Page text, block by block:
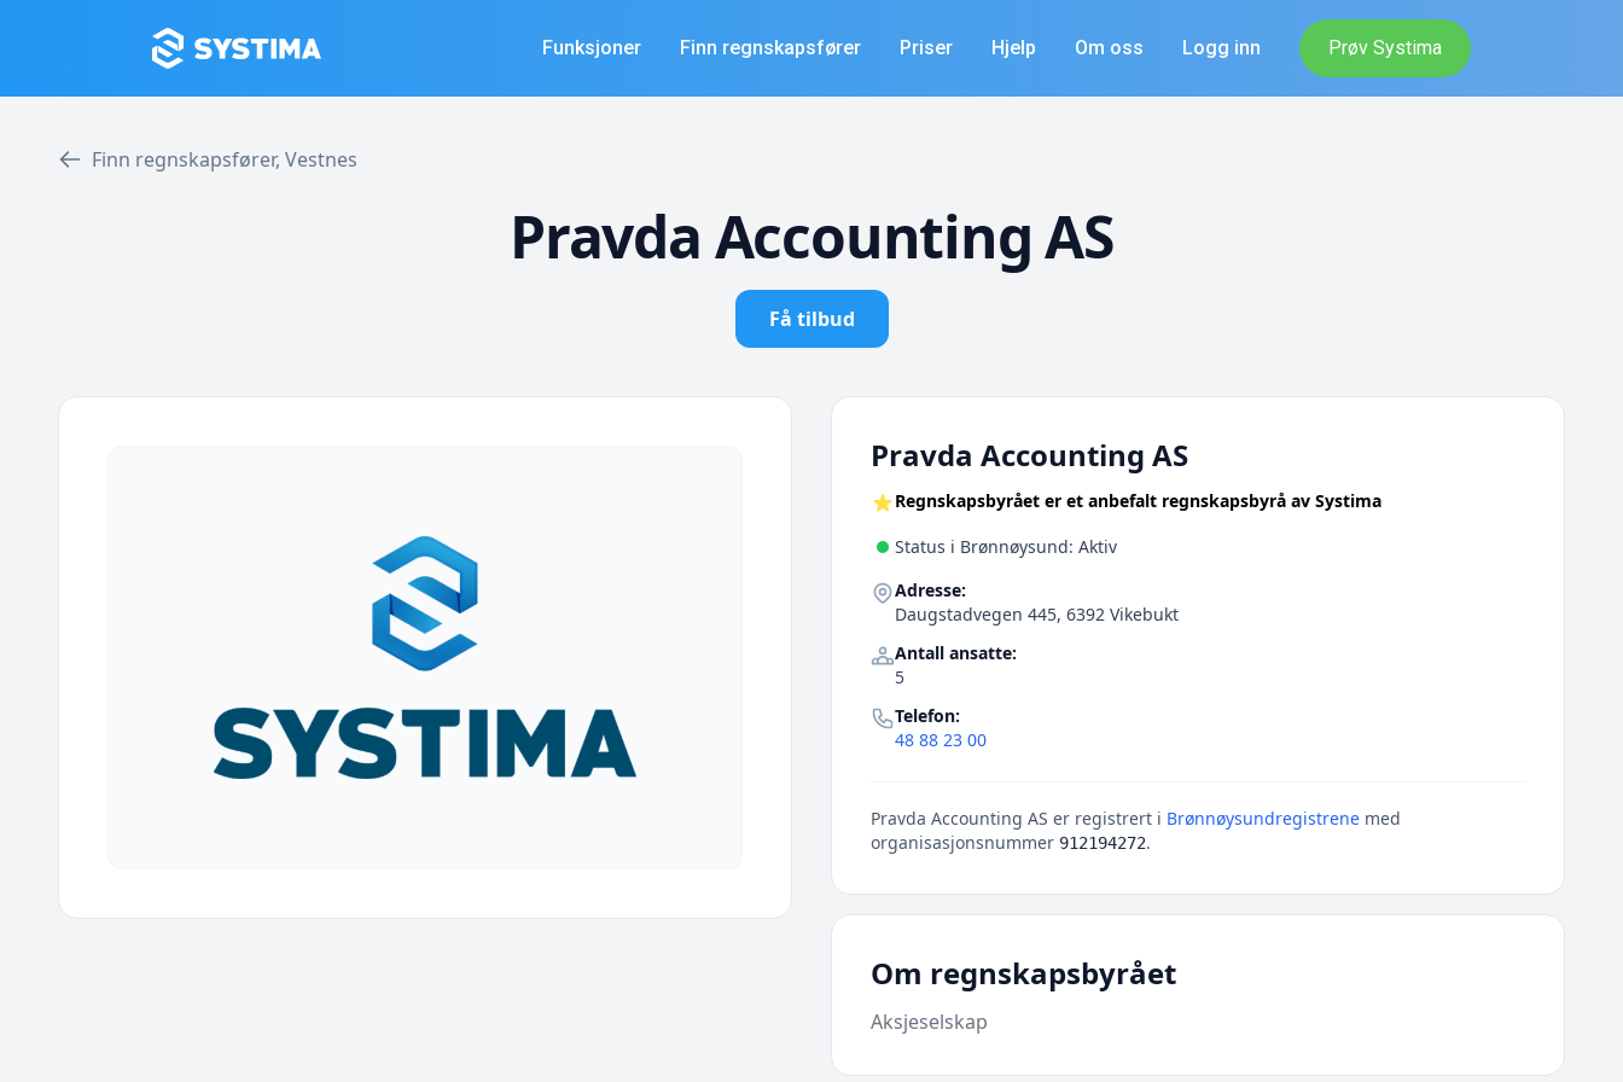
Funksjoner Finn regnskapsfører Priser Hjelp Om oss Logg inn Prøv Systima
Finn regnskapsfører, Vestnes
Pravda Accounting AS
Få tilbud
Pravda Accounting AS
Regnskapsbyrået er et anbefalt regnskapsbyrå av Systima
Status i Brønnøysund: Aktiv
Adresse:
Daugstadvegen 445, 6392 Vikebukt
Antall ansatte:
5
Telefon:
48 88 23 00
Pravda Accounting AS er registrert i Brønnøysundregistrene med
organisasjonsnummer 912194272.
Om regnskapsbyrået
Aksjeselskap